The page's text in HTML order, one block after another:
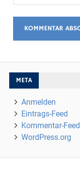
META
Anmelden
Eintrags-Feed
Kommentar-Feed
WordPress.org